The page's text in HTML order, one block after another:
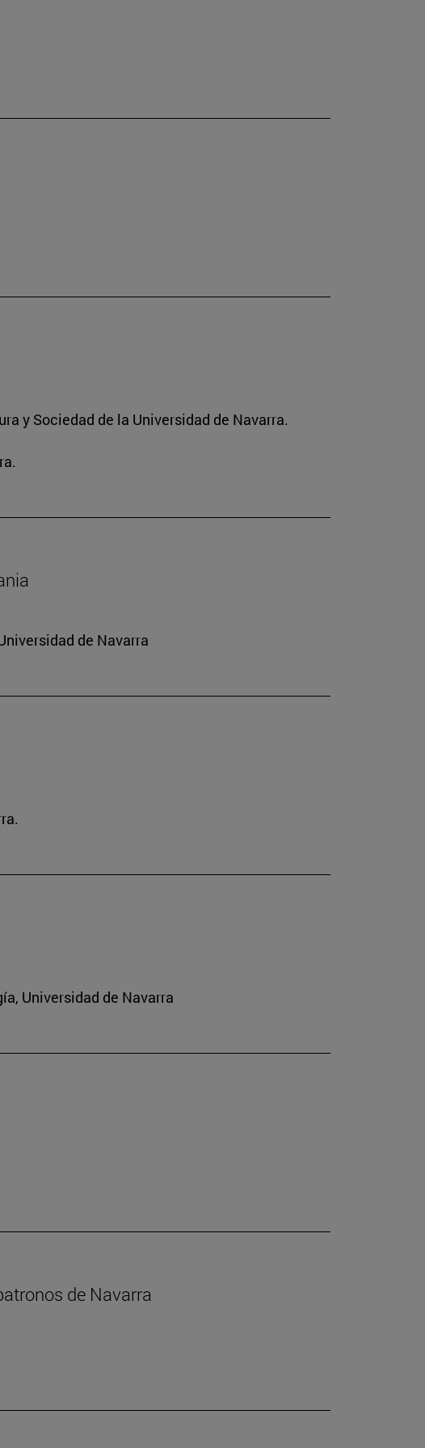
y Sociedad de la Universidad de Navarra.
de Navarra
Universidad de Navarra
de Navarra